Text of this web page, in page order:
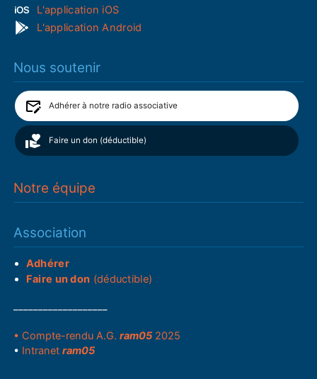
L'application iOS
L'application Android
Nous soutenir
Adhérer à notre radio associative
Faire un don (déductible)
Notre équipe
Association
Adhérer
Faire un don (déductible)
• Compte-rendu A.G.ram05 2025
• Intranetram05